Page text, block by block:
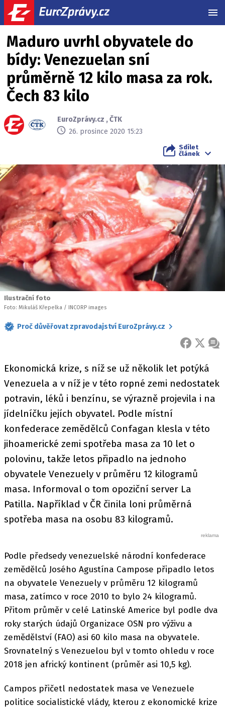
Maduro uvrhl obyvatele do
bídy: Venezuelan sní
průměrně 12 kilo masa za rok.
Čech 83 kilo
EuroZprávy.cz ,ČTK
26. prosince 2020 15:23
Sdílet
článek
Ilustrační foto
Foto: Mikuláš Křepelka / INCORP images
Proč důvěřovat zpravodajství EuroZprávy.cz
FACEBOOK
X
Ekonomická krize, s níž se už několik let potýká
Venezuela a v níž je v této ropné zemi nedostatek
potravin, léků i benzínu, se výrazně projevila i na
jídelníčku jejích obyvatel. Podle místní
konfederace zemědělců Confagan klesla v této
jihoamerické zemi spotřeba masa za 10 let o
polovinu, takže letos připadlo na jednoho
obyvatele Venezuely v průměru 12 kilogramů
masa. Informoval o tom opoziční server La
Patilla. Například v ČR činila loni průměrná
spotřeba masa na osobu 83 kilogramů.
Podle předsedy venezuelské národní konfederace
zemědělců Josého Agustína Campose připadlo letos
na obyvatele Venezuely v průměru 12 kilogramů
masa, zatímco v roce 2010 to bylo 24 kilogramů.
Přitom průměr v celé Latinské Americe byl podle dva
roky starých údajů Organizace OSN pro výživu a
zemědělství (FAO) asi 60 kilo masa na obyvatele.
Srovnatelný s Venezuelou byl v tomto ohledu v roce
2018 jen africký kontinent (průměr asi 10,5 kg).
Campos přičetl nedostatek masa ve Venezuele
politice socialistické vlády, kterou z ekonomické krize